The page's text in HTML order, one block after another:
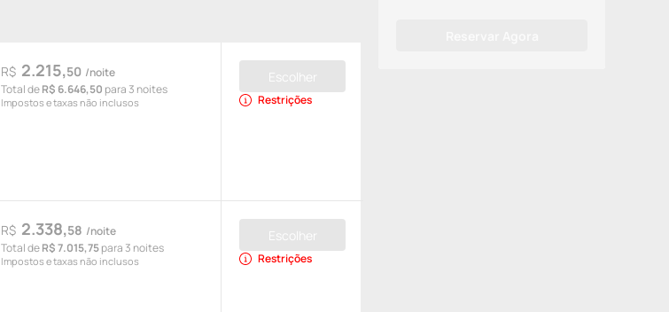
R$ 2.215,50 /noite
Total deR$ 6.646,50 para 3 noites
Impostos e taxas não inclusos
Escolher
Restrições
R$ 2.338,58 /noite
Total deR$ 7.015,75para 3 noites
Impostos e taxas não inclusos
Escolher
Restrições